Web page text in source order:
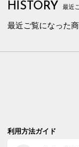
HISTORY 最近
最近ご覧になった
利用方法ガイド